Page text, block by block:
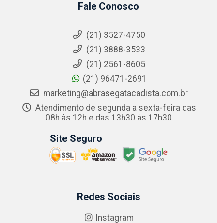
Fale Conosco
(21) 3527-4750
(21) 3888-3533
(21) 2561-8605
(21) 96471-2691
marketing@abrasegatacadista.com.br
Atendimento de segunda a sexta-feira das
08h às 12h e das 13h30 às 17h30
Site Seguro
Redes Sociais
Instagram